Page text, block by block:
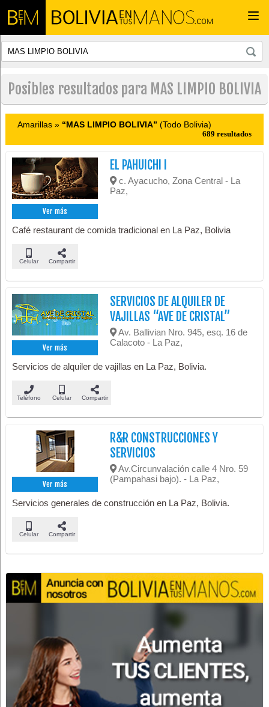
Posibles resultados para MAS LIMPIO BOLIVIA
Amarillas » “MAS LIMPIO BOLIVIA” (Todo Bolivia)
689 resultados
Ver más
EL PAHUICHI I
c. Ayacucho, Zona Central - La
Paz,
Café restaurant de comida tradicional en La Paz, Bolivia
Celular Compartir
Ver más
SERVICIOS DE ALQUILER DE
VAJILLAS “AVE DE CRISTAL”
Av. Ballivian Nro. 945, esq. 16 de
Calacoto - La Paz,
Servicios de alquiler de vajillas en La Paz, Bolivia.
Teléfono Celular Compartir
Ver más
R&R CONSTRUCCIONES Y
SERVICIOS
Av.Circunvalación calle 4 Nro. 59
(Pampahasi bajo). - La Paz,
Servicios generales de construcción en La Paz, Bolivia.
Celular Compartir